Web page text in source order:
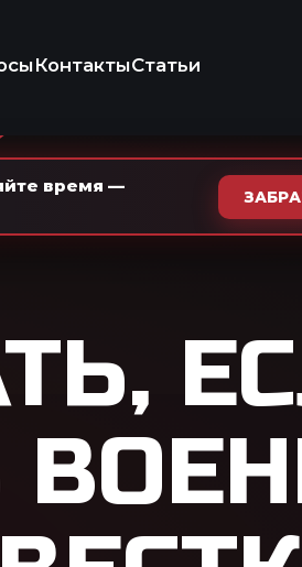
время —
какие
подтвердить